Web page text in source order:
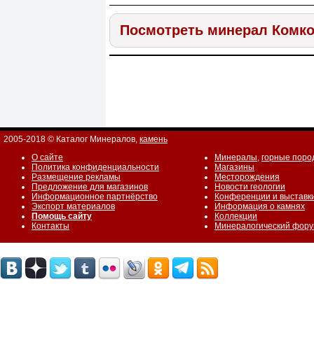
Посмотреть минерал
2005-2018 © Каталог Минералов, камень
О сайте
Политика конфиденциальности
Размещение рекламы
Предложение для магазинов
Информационное партнёрство
Экспорт материалов
Помощь сайту
Контакты
Минералы, горные
Магазины
Месторождения
Новости геологии
Конференции и
Информация о камнях
Коллекции
Минералогический